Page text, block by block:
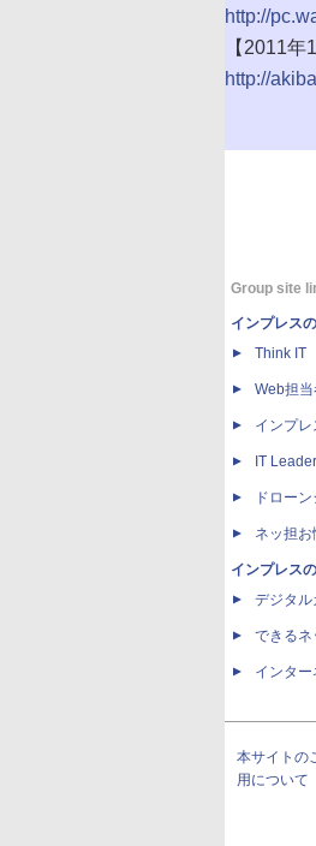
http://
【2011
http://
Group site
インプレス
Think IT
Web担
インプ
IT
ドロー
ネッ担
インプレス
デジタル
できるネ
インタ
本サイトの
用について